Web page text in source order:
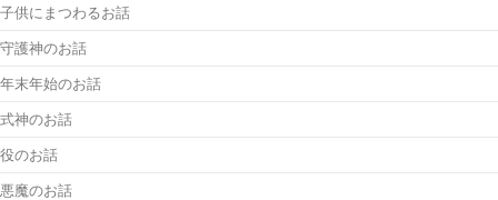
子供にまつわるお話
守護神のお話
年末年始のお話
式神のお話
役のお話
悪魔のお話